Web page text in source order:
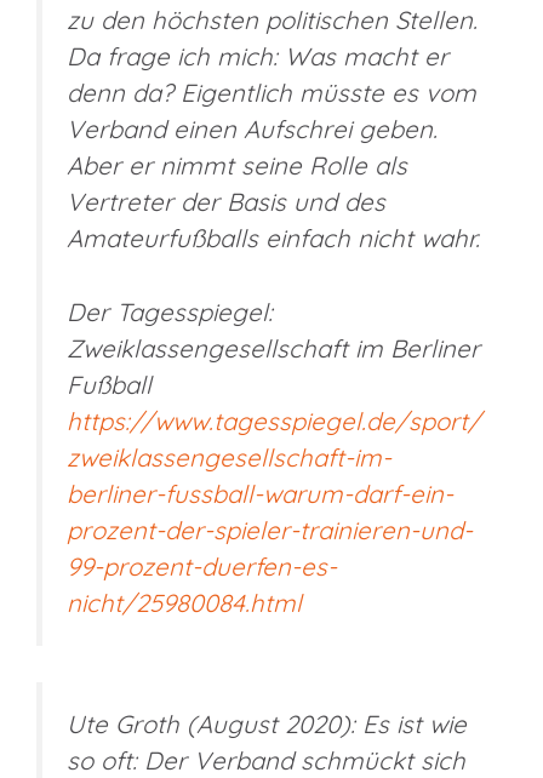
zu den höchsten politischen Stellen.
Da frage ich mich: Was macht er
denn da? Eigentlich müsste es vom
Verband einen Aufschrei geben.
Aber er nimmt seine Rolle als
Vertreter der Basis und des
Amateurfußballs einfach nicht wahr.
Der Tagesspiegel:
Zweiklassengesellschaft im Berliner
Fußball
https://www.tagesspiegel.de/sport/
zweiklassengesellschaft-im-
berliner-fussball-warum-darf-ein-
prozent-der-spieler-trainieren-und-
99-prozent-duerfen-es-
nicht/25980084.html
Ute Groth (August 2020): Es ist wie
so oft: Der Verband schmückt sich